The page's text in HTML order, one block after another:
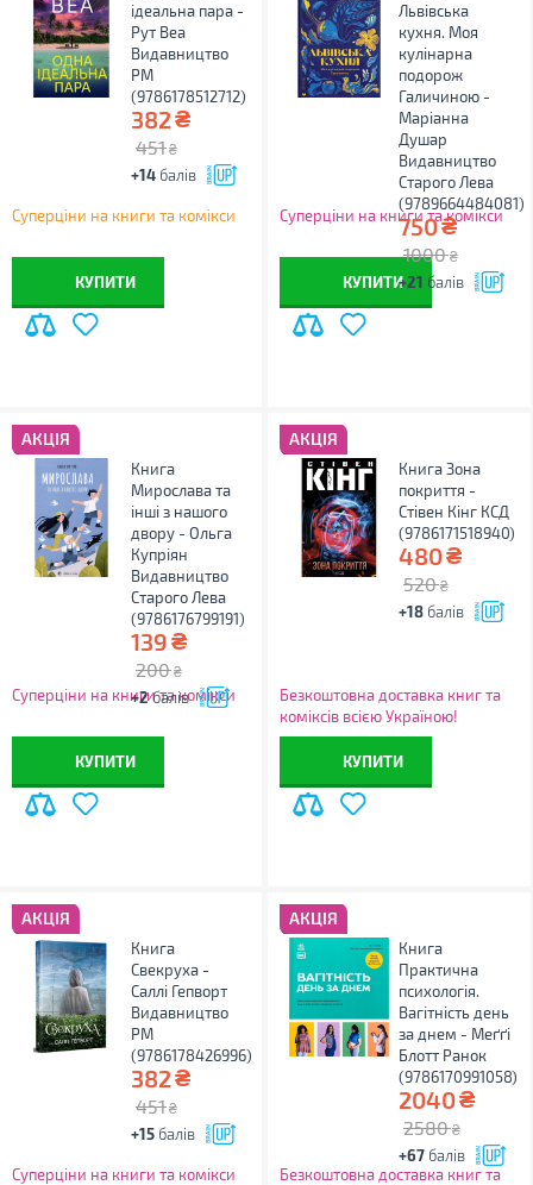
ідеальна пара -
Рут Веа
Видавництво
РМ
(9786178512712)
382₴
451 ₴
+14 балів
Суперціни на книги та комікси
КУПИТИ
Львівська
кухня. Моя
кулінарна
подорож
Галичиною -
Маріанна
Душар
Видавництво
Старого Лева
(9789664484081)
750₴
1000 ₴
+21 балів
Суперціни на книги та комікси
КУПИТИ
АКЦІЯ
Книга
Мирослава та
інші з нашого
двору - Ольга
Купріян
Видавництво
Старого Лева
(9786176799191)
139₴
200 ₴
+2балів
Суперціни на книги та комікси
КУПИТИ
АКЦІЯ
Книга Зона
покриття -
Стівен Кінг КСД
(9786171518940)
480₴
520 ₴
+18 балів
Безкоштовна доставка книг та
коміксів всією Україною!
КУПИТИ
АКЦІЯ
Книга
Свекруха -
Саллі Гепворт
Видавництво
РМ
(9786178426996)
382₴
451 ₴
+15 балів
Суперціни на книги та комікси
АКЦІЯ
Книга
Практична
психологія.
Вагітність день
за днем - Меґґі
Блотт Ранок
(9786170991058)
2040₴
2580 ₴
+67 балів
Безкоштовна доставка книг та